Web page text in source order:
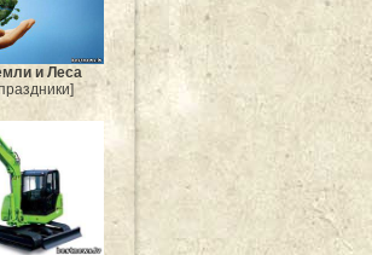
и Леса